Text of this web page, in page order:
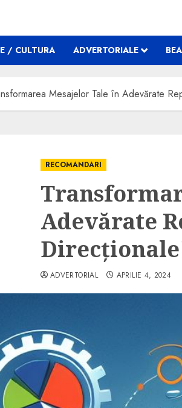
/ CULTURA ADVERTORIALE
Mesajelor Tale în Adevărate
RECOMANDARI
Adevărate
ADVERTORIAL APRILIE 4, 2024